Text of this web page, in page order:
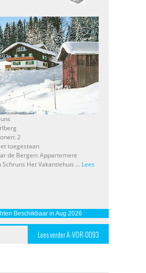
2
toegestaan
de Bergen: Appartement
Schruns Het Vakantiehuis ... Lees
Beschikbaar in Aug 2026
Lees verder A-VOR-0093